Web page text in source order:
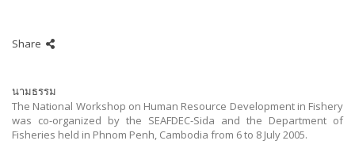
Share
นามธรรม
The National Workshop on Human Resource Development in Fishery
was co-organized by the SEAFDEC-Sida and the Department of
Fisheries held in Phnom Penh, Cambodia from 6 to 8 July 2005.